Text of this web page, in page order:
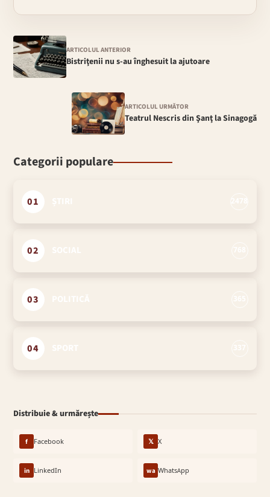
ARTICOLUL ANTERIOR
Bistriţenii nu s-au înghesuit la ajutoare
ARTICOLUL URMĂTOR
Teatrul Nescris din Şanţ la Sinagogă
Categorii populare
01
02
03
04
Distribuie & urmărește
f Facebook 𝕏 X
in LinkedIn wa WhatsApp